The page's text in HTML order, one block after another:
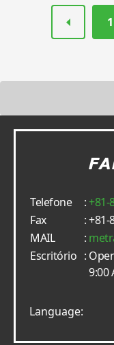
1
Telefone :+81-
Fax
: +81-
MAIL
:
Escritório :
9:00
Language: